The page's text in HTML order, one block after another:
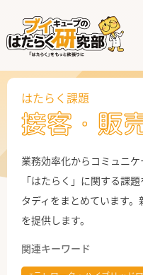
はたらく部署
はたらく課題
はたらく製品・サービス
はたらく課題
接客・販
業務効率化からコミュニ
「はたらく」に関する課
タディをまとめています
を提供します。
関連キーワード